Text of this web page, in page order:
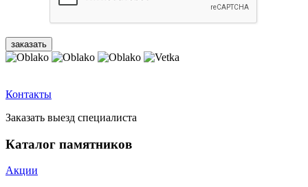
Контакты
Заказать выезд специалиста
Каталог памятников
Акции